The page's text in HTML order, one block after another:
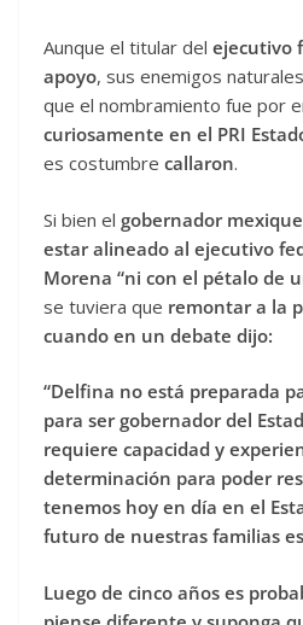
Aunque el titular del ejecutivo
apoyo, sus enemigos
que el nombramiento fue por
curiosamente en el PRI
es costumbre callaron.
Si bien el gobernador
estar alineado al ejecutivo
Morena “ni con el pétalo de
se tuviera que remontar a la
cuando en un debate dijo:
“Delfina no está preparada
para ser gobernador del
requiere capacidad y
determinación para poder
tenemos hoy en día en el
futuro de nuestras familias
Luego de cinco años es